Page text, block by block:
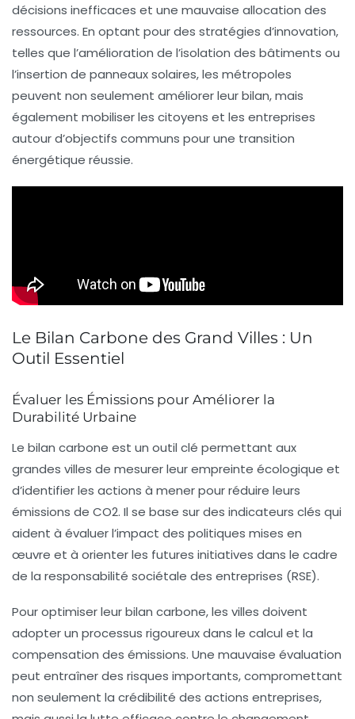
décisions inefficaces et une mauvaise allocation des
ressources. En optant pour des stratégies d’innovation,
telles que l’amélioration de l’isolation des bâtiments ou
l’insertion de panneaux solaires, les métropoles
peuvent non seulement améliorer leur bilan, mais
également mobiliser les citoyens et les entreprises
autour d’objectifs communs pour une transition
énergétique réussie.
Le Bilan Carbone des Grand Villes : Un
Outil Essentiel
Évaluer les Émissions pour Améliorer la
Durabilité Urbaine
Le bilan carbone est un outil clé permettant aux
grandes villes de mesurer leurempreinte écologique et
d’identifier les actions à mener pour réduire leurs
émissions de CO2. Il se base sur des indicateurs clés qui
aident à évaluer l’impact des politiques mises en
œuvre et à orienter les futures initiatives dans le cadre
de la responsabilité sociétale des entreprises (RSE).
Pour optimiser leurbilan carbone, les villes doivent
adopter un processus rigoureux dans le calcul et la
compensation des émissions. Une mauvaise évaluation
peut entraîner des risques importants, compromettant
non seulement la crédibilité des actions entreprises,